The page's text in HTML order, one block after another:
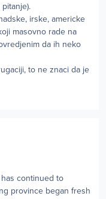
irske, americke
masovno rade na
da ih neko
to ne znaci da je
continued to
province began fresh